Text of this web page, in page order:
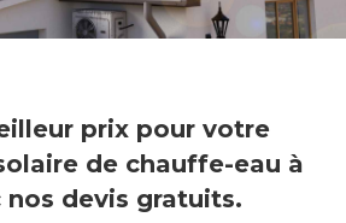
prix pour votre
de chauffe-eau à
nos devis gratuits.